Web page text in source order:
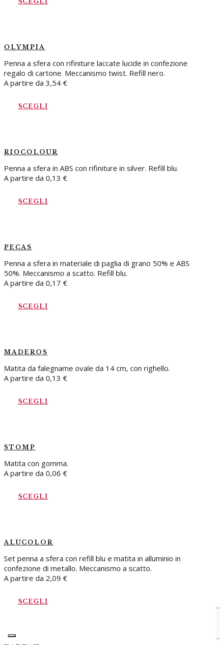
OLYMPIA
Penna a sfera con rifiniture laccate lucide in confezione
regalo di cartone. Meccanismo twist. Refill nero.
A partire da 3,54 €
SCEGLI
RIOCOLOUR
Penna a sfera in ABS con rifiniture in silver. Refill blu.
A partire da 0,13 €
SCEGLI
PECAS
Penna a sfera in materiale di paglia di grano 50% e ABS
50%. Meccanismo a scatto. Refill blu.
A partire da 0,17 €
SCEGLI
MADEROS
Matita da falegname ovale da 14 cm, con righello.
A partire da 0,13 €
SCEGLI
STOMP
Matita con gomma.
A partire da 0,06 €
SCEGLI
ALUCOLOR
Set penna a sfera con refill blu e matita in alluminio in
confezione di metallo. Meccanismo a scatto.
A partire da 2,09 €
SCEGLI